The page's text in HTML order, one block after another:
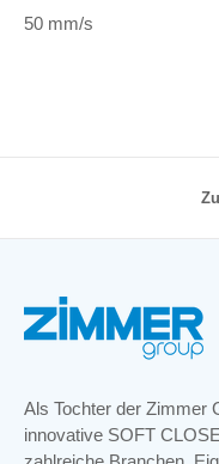
50 mm/s
Als Tochter der Zimmer
innovative SOFT